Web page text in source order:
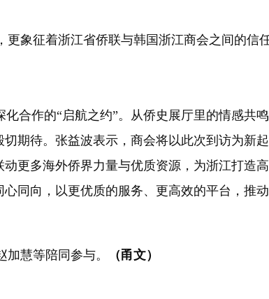
象征着浙江省侨联与韩国浙江商会之间的信
作的“启航之约”。从侨史展厅里的情感共
期待。张益波表示，商会将以此次到访为新
更多海外侨界力量与优质资源，为浙江打造
同向，以更优质的服务、更高效的平台，推
慧等陪同参与。 （甬文）